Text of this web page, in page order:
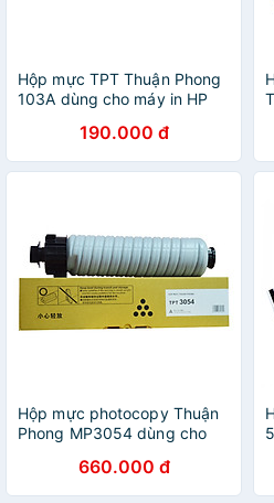
Hộp mực TPT Thuận Phong
103A dùng cho máy in HP
1200 - Hàng Chính Hãng
190.000 đ
-
Hộp mực photocopy Thuận
Phong MP3054 dùng cho
3054/ 3055/ 3554/ 3555 -
Hàng Chính Hãng
660.000 đ